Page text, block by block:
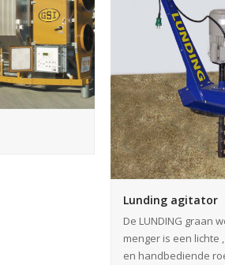
Lunding agitator
De LUNDING graan
menger is een lichte
en handbediende